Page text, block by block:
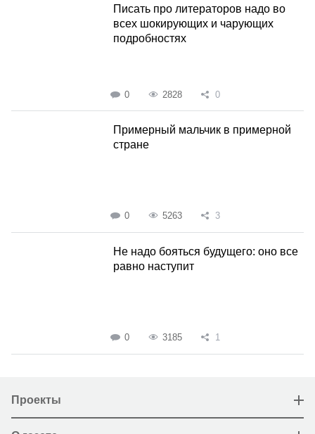
Писать про литераторов надо во
всех шокирующих и чарующих
подробностях
0 2828 0
Примерный мальчик в примерной
стране
0 5263 3
Не надо бояться будущего: оно все
равно наступит
0 3185 1
Проекты